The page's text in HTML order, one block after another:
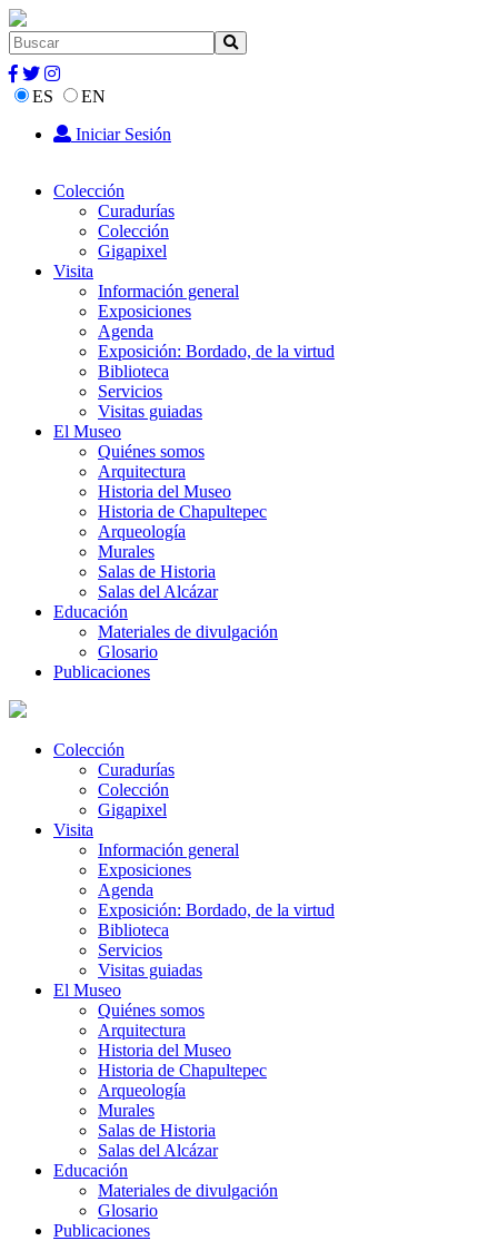
ES
EN
Iniciar Sesión
Colección
Curadurías
Colección
Gigapixel
Visita
Información general
Exposiciones
Agenda
Exposición: Bordado, de la virtud
Biblioteca
Servicios
Visitas guiadas
El Museo
Quiénes somos
Arquitectura
Historia del Museo
Historia de Chapultepec
Arqueología
Murales
Salas de Historia
Salas del Alcázar
Educación
Materiales de divulgación
Glosario
Publicaciones
Colección
Curadurías
Colección
Gigapixel
Visita
Información general
Exposiciones
Agenda
Exposición: Bordado, de la virtud
Biblioteca
Servicios
Visitas guiadas
El Museo
Quiénes somos
Arquitectura
Historia del Museo
Historia de Chapultepec
Arqueología
Murales
Salas de Historia
Salas del Alcázar
Educación
Materiales de divulgación
Glosario
Publicaciones